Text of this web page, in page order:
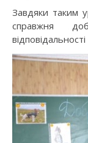
Завдяки таким
справжня